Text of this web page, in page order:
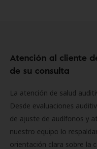
Atención al cliente
de su consulta
La atención de salud
Desde evaluaciones
de ajuste de audífonos y
nuestro equipo lo
orientación clara sobre la